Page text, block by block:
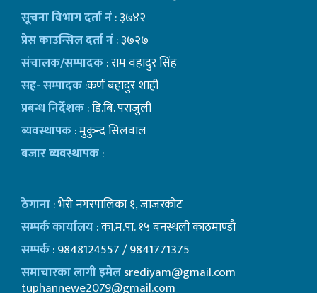
सूचना विभाग दर्ता नं: ३७४२
प्रेस काउन्सिल दर्ता नं: ३७२७
संचालक/सम्पादक: राम वहादुर सिंह
सह- सम्पादक:कर्ण बहादुर शाही
प्रबन्ध निर्देशक: डि.बि. पराजुली
ब्यवस्थापक: मुकुन्द सिलवाल
बजार ब्यवस्थापक:
ठेगाना: भेरी नगरपालिका १, जाजरकोट
सम्पर्क कार्यालय: का.म.पा. १५ बनस्थली काठमाण्डाै
सम्पर्क: 9848124557 / 9841771375
समाचारका लागी इमेलsrediyam@gmail.com
tuphannewe2079@gmail.com